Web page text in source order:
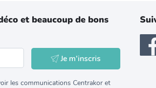
et beaucoup de bons
Je m'inscris
les communications Centrakor et